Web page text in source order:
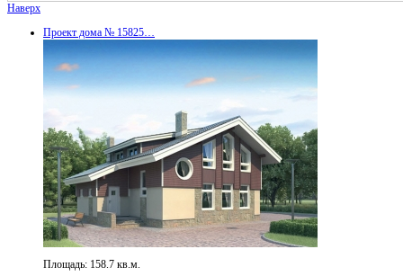
Наверх
Проект дома № 15825…
Площадь: 158.7 кв.м.